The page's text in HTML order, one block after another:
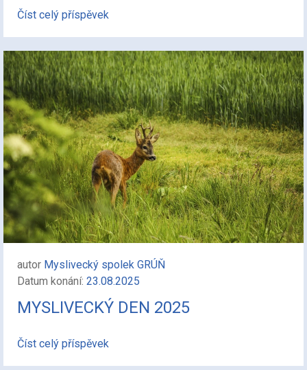
Číst celý příspěvek
autor Myslivecký spolek GRÚŇ
Datum konání: 23.08.2025
MYSLIVECKÝ DEN 2025
Číst celý příspěvek